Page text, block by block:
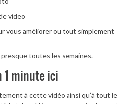
video
vous améliorer ou tout simplement
toutes les semaines.
1 minute ici
à cette vidéo ainsi qu’à tout le